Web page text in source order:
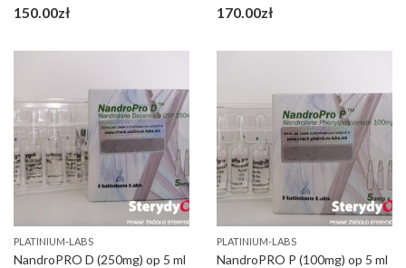
150.00zł 170.00zł
PLATINIUM-LABS
NandroPRO D (250mg) op 5 ml
PLATINIUM-LABS
NandroPRO P (100mg) op 5 ml